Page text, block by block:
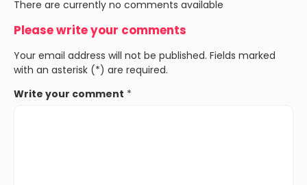
There are currently no comments available
Please write your comments
Your email address will not be published. Fields marked
with an asterisk (*) are required.
Write your comment *